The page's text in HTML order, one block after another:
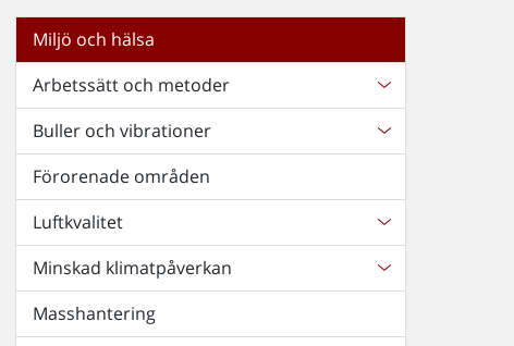
Miljö och hälsa
Arbetssätt och metoder
Buller och vibrationer
Förorenade områden
Luftkvalitet
Minskad klimatpåverkan
Masshantering